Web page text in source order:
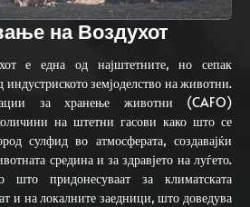
на Воздухот
е една од најштетните, но сепак
земјоделство на животни.
за хранење животни (CAFO)
на штетни гасови како што се
сулфид во атмосферата, создавајќи
средина и за здравјето на луѓето.
придонесуваат за климатската
и на локалните заедници, што доведува